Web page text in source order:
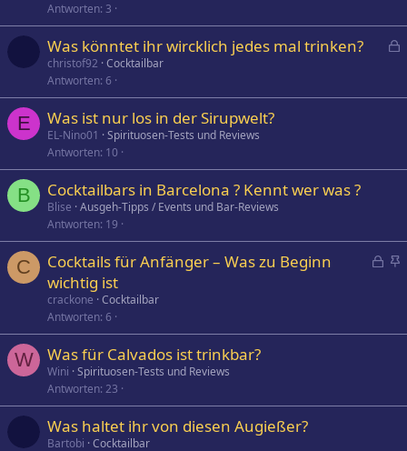
Antworten 3
p
Was könntet ihr wircklich jedes mal trinken?
christof92 Cocktailbar
Antworten 6
E Was ist nur los in der Sirupwelt?
EL-Nino01
Spirituosen-Tests und Reviews
Antworten 10
B Cocktailbars in Barcelona ? Kennt wer was ?
Blise Ausgeh-Tipps / Events und Bar-Reviews
Antworten 19
C
G
e
A
h
e
Cocktails für Anfänger – Was zu Beginn
wichtig ist
crackone Cocktailbar
Antworten 6
W Was für Calvados ist trinkbar?
Wini Spirituosen-Tests und Reviews
Antworten 23
Was haltet ihr von diesen Augießer?
Bartobi Cocktailbar